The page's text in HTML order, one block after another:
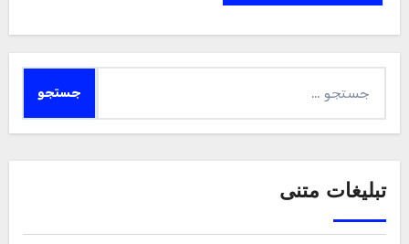
برای:
تبلیغات متنی